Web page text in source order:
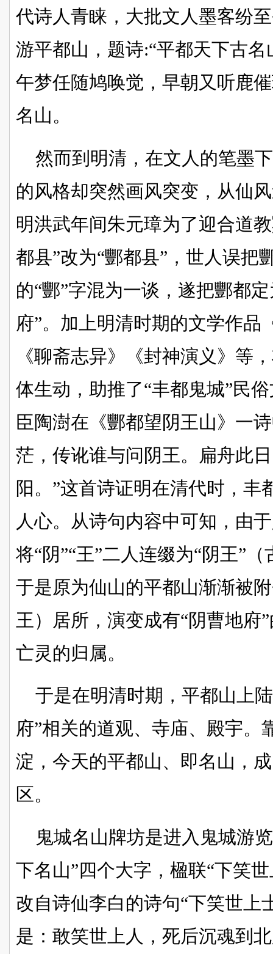
代诗人青睐，大批文人墨客纷
游平都山，题诗:“平都天下古
午梦任随鸠唤觉，早朝又听鹿
名山。
然而到明清，在文人的笔墨
的风格却突然画风突变，从仙
明洪武年间朱元璋为了迎合道
都县”改为“酆都县”， 世人误把
的“酆”字混为一谈，遂把酆都
府”。加上明清时期的文学作品
《聊斋志异》《封神演义》等
体生动，助推了“丰都鬼城”民
臣陶澍在《酆都望阴王山》一
茫，传讹谁与问阴王。扁舟此
阳。”这首诗证明在清代时，丰
人心。从诗句内容中可知，由
将“阴”“王”二人连缀为“阴王”
于是原为仙山的平都山渐渐被
王）居所，演变成有“阴曹地府
亡灵的归属。
于是在明清时期，平都山上
府”相关的道观、寺庙、殿宇。
淀，今天的平都山、即名山，
区。
鬼城名山牌坊是进入鬼城游
下名山”四个大字，楹联“下笑
改自诗仙李白的诗句“下笑世上
是：敢笑世上人，死后沉魂到